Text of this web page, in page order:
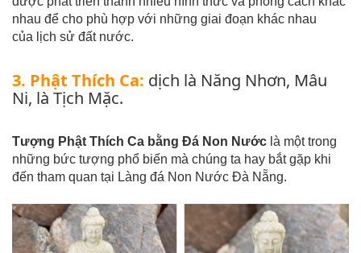
nhau để cho phù hợp với những giai đoạn khác nhau
của lịch sử đất nước.
3. Phật Thích Ca: dịch là Năng Nhơn, Mâu
Ni, là Tịch Mặc.
Tượng Phật Thích Ca bằng Đá Non Nước là một trong
những bức tượng phổ biến mà chúng ta hay bắt gặp khi
đến tham quan tại Làng đá Non Nước Đà Nẵng.